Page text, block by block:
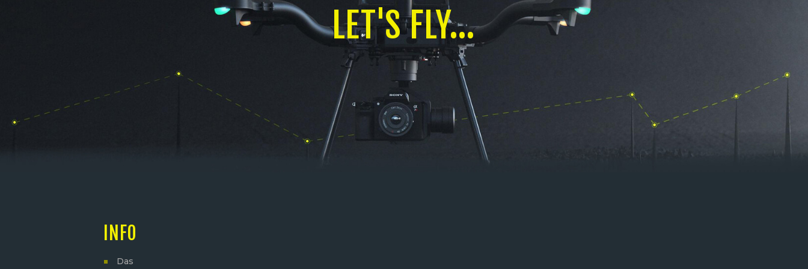
I
E
LET'S FLY...
INFO
Das